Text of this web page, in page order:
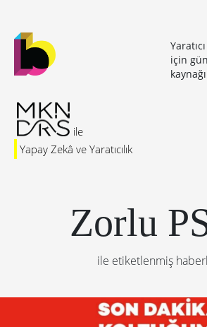
için
kaynağı
Yapay Zekâ ve Yaratıcılık
Zorlu
ile etiketlenmiş